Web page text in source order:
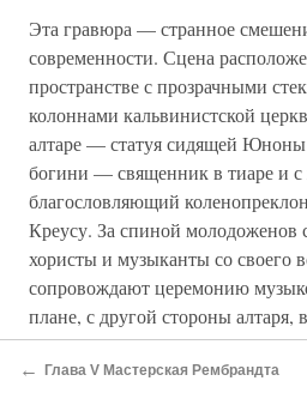
Эта гравюра — странное
современности. Сцена
пространстве с прозрачными
колоннами кальвинистской
алтаре — статуя сидящей
богини — священник в тиаре и с
благословляющий
Креусу. За спиной молодоженов
хористы и музыканты со своего
сопровождают церемонию
плане, с другой стороны алтаря,
служанка несет за ней шлейф. В
свой свадебный подарок под
← Глава V Мастерская Рембрандта